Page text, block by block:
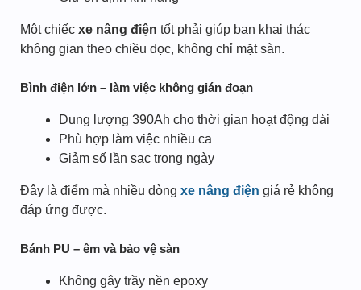
Một chiếc xe nâng điện tốt phải giúp bạn khai thác
không gian theo chiều dọc, không chỉ mặt sàn.
Bình điện lớn – làm việc không gián đoạn
Dung lượng 390Ah cho thời gian hoạt động dài
Phù hợp làm việc nhiều ca
Giảm số lần sạc trong ngày
Đây là điểm mà nhiều dòng xe nâng điện giá rẻ không
đáp ứng được.
Bánh PU – êm và bảo vệ sàn
Không gây trầy nền epoxy